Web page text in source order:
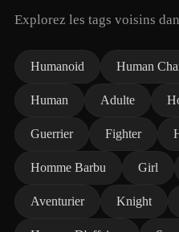
Explorez les tags voisins
Humanoid Human
Human Adulte
Guerrier Fighter
Homme Barbu Girl
Aventurier Knight